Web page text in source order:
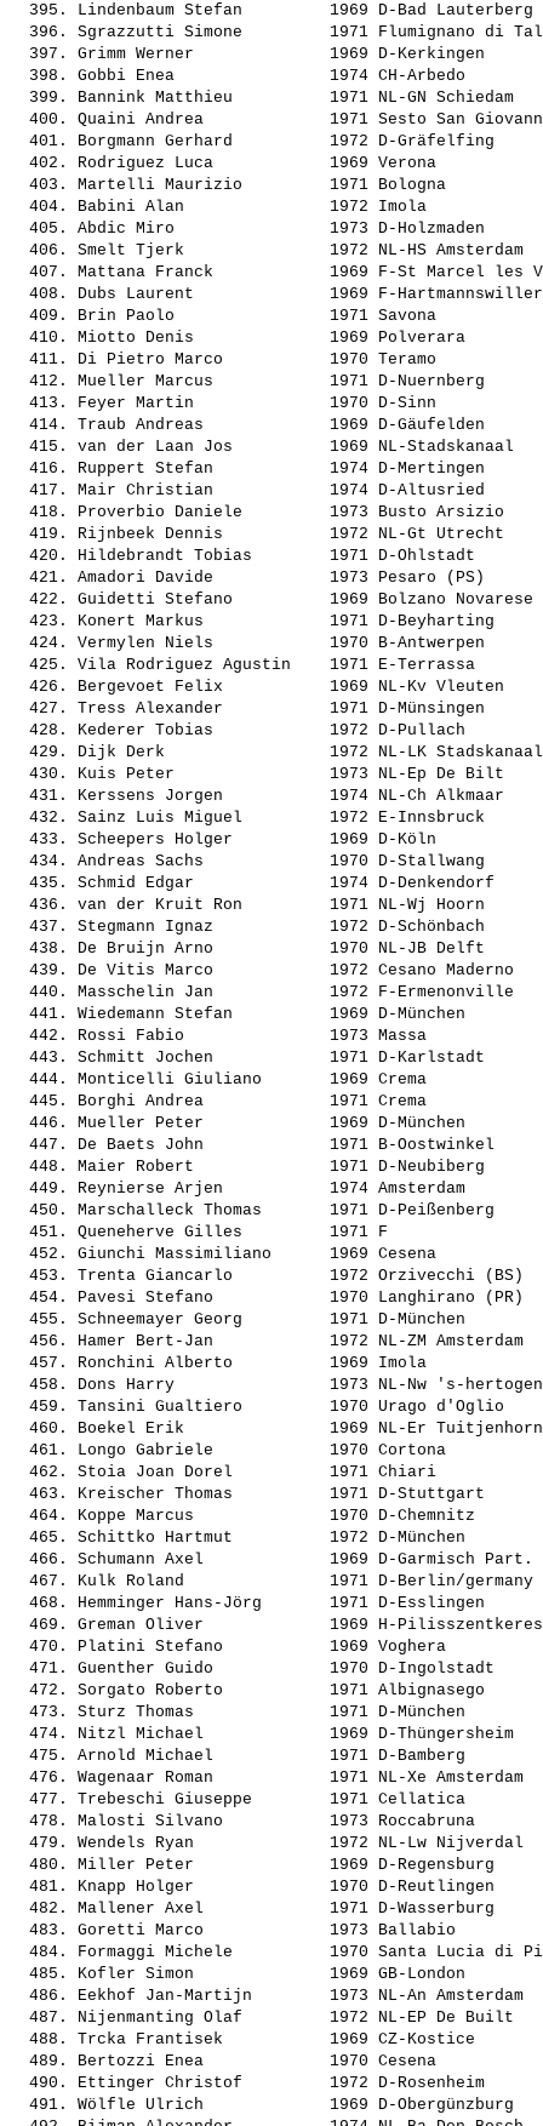
  395.
Lindenbaum Stefan
1969 D-Bad
  396.
Sgrazzutti Simone
1971 Flumignano di
  397.
Grimm Werner
1969 D-Kerkingen
  398.
Gobbi Enea
1974 CH-Arbedo
  399.
Bannink Matthieu
1971 NL-GN
  400.
Quaini Andrea
1971 Sesto San
  401.
Borgmann Gerhard
1972 D-Gräfelfing
  402.
Rodriguez Luca
1969 Verona
  403.
Martelli Maurizio
1971 Bologna
  404.
Babini Alan
1972 Imola
  405.
Abdic Miro
1973 D-Holzmaden
  406.
Smelt Tjerk
1972 NL-HS
  407.
Mattana Franck
1969 F-St Marcel
  408.
Dubs Laurent
1969 F-
  409.
Brin Paolo
1971 Savona
  410.
Miotto Denis
1969 Polverara
  411.
Di Pietro Marco
1970 Teramo
  412.
Mueller Marcus
1971 D-Nuernberg
  413.
Feyer Martin
1970 D-Sinn
  414.
Traub Andreas
1969 D-Gäufelden
  415.
van der Laan Jos
1969 NL-
  416.
Ruppert Stefan
1974 D-Mertingen
  417.
Mair Christian
1974 D-Altusried
  418.
Proverbio Daniele
1973 Busto Arsizio
  419.
Rijnbeek Dennis
1972 NL-Gt Utrecht
  420.
Hildebrandt Tobias
1971 D-Ohlstadt
  421.
Amadori Davide
1973 Pesaro (PS)
  422.
Guidetti Stefano
1969 Bolzano
  423.
Konert Markus
1971 D-Beyharting
  424.
Vermylen Niels
1970 B-Antwerpen
  425.
Vila Rodriguez Agustin
1971 E-Terrassa
  426.
Bergevoet Felix
1969 NL-Kv Vleuten
  427.
Tress Alexander
1971 D-Münsingen
  428.
Kederer Tobias
1972 D-Pullach
  429.
Dijk Derk
1972 NL-LK
  430.
Kuis Peter
1973 NL-Ep De Bilt
  431.
Kerssens Jorgen
1974 NL-Ch
  432.
Sainz Luis Miguel
1972 E-Innsbruck
  433.
Scheepers Holger
1969 D-Köln
  434.
Andreas Sachs
1970 D-Stallwang
  435.
Schmid Edgar
1974 D-Denkendorf
  436.
van der Kruit Ron
1971 NL-Wj Hoorn
  437.
Stegmann Ignaz
1972 D-Schönbach
  438.
De Bruijn Arno
1970 NL-JB Delft
  439.
De Vitis Marco
1972 Cesano
  440.
Masschelin Jan
1972 F-
  441.
Wiedemann Stefan
1969 D-München
  442.
Rossi Fabio
1973 Massa
  443.
Schmitt Jochen
1971 D-Karlstadt
  444.
Monticelli Giuliano
1969 Crema
  445.
Borghi Andrea
1971 Crema
  446.
Mueller Peter
1969 D-München
  447.
De Baets John
1971 B-Oostwinkel
  448.
Maier Robert
1971 D-Neubiberg
  449.
Reynierse Arjen
1974 Amsterdam
  450.
Marschalleck Thomas
1971 D-Peißenberg
  451.
Queneherve Gilles
1971 F
  452.
Giunchi Massimiliano
1969 Cesena
  453.
Trenta Giancarlo
1972 Orzivecchi
  454.
Pavesi Stefano
1970 Langhirano
  455.
Schneemayer Georg
1971 D-München
  456.
Hamer Bert-Jan
1972 NL-ZM
  457.
Ronchini Alberto
1969 Imola
  458.
Dons Harry
1973 NL-Nw 's-
  459.
Tansini Gualtiero
1970 Urago d'Oglio
  460.
Boekel Erik
1969 NL-Er
  461.
Longo Gabriele
1970 Cortona
  462.
Stoia Joan Dorel
1971 Chiari
  463.
Kreischer Thomas
1971 D-Stuttgart
  464.
Koppe Marcus
1970 D-Chemnitz
  465.
Schittko Hartmut
1972 D-München
  466.
Schumann Axel
1969 D-Garmisch
  467.
Kulk Roland
1971 D-Berlin/
  468.
Hemminger Hans-Jörg
1971 D-Esslingen
  469.
Greman Oliver
1969 H-
  470.
Platini Stefano
1969 Voghera
  471.
Guenther Guido
1970 D-Ingolstadt
  472.
Sorgato Roberto
1971 Albignasego
  473.
Sturz Thomas
1971 D-München
  474.
Nitzl Michael
1969 D-
  475.
Arnold Michael
1971 D-Bamberg
  476.
Wagenaar Roman
1971 NL-Xe
  477.
Trebeschi Giuseppe
1971 Cellatica
  478.
Malosti Silvano
1973 Roccabruna
  479.
Wendels Ryan
1972 NL-Lw
  480.
Miller Peter
1969 D-
  481.
Knapp Holger
1970 D-Reutlingen
  482.
Mallener Axel
1971 D-Wasserburg
  483.
Goretti Marco
1973 Ballabio
  484.
Formaggi Michele
1970 Santa Lucia di
  485.
Kofler Simon
1969 GB-London
  486.
Eekhof Jan-Martijn
1973 NL-An
  487.
Nijenmanting Olaf
1972 NL-EP De
  488.
Trcka Frantisek
1969 CZ-Kostice
  489.
Bertozzi Enea
1970 Cesena
  490.
Ettinger Christof
1972 D-Rosenheim
  491.
Wölfle Ulrich
1969 D-